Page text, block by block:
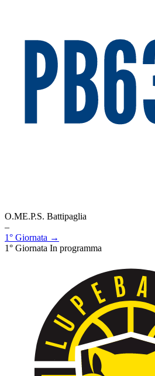
O.ME.P.S. Battipaglia
–
1° Giornata →
1° Giornata In programma